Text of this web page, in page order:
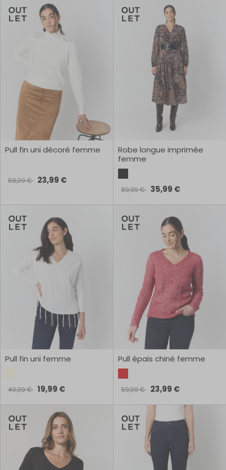
Pull fin uni décoré femme
59,99 € 23,99 €
Robe longue imprimée
femme
89,99 € 35,99 €
Pull fin uni femme
49,99 € 19,99 €
Pull épais chiné femme
59,99 € 23,99 €